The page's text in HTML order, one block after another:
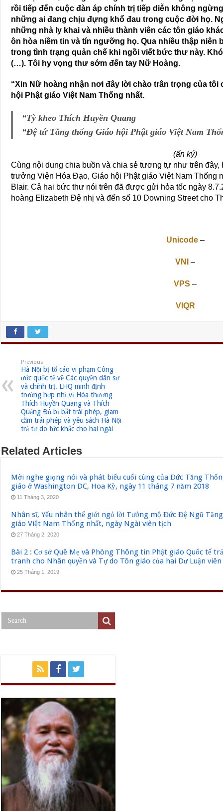
rồi tiếp đến cuộc đàn áp chính trị tiếp diễn không
những ai đang chịu đựng khổ đau trong cuộc đời họ.
những nhà ly khai và nhiều thành viên các tôn giáo
ôn hòa niềm tin và tín ngưỡng họ. Qua nhiều thập niên
trong tình trạng quản chế khi ngồi viết bức thư này.
(…). Tôi hy vọng thư sớm đến tay Nữ Hoàng.
“Xin Nữ hoàng nhận nơi đây lời chào trân trọng của tôi
hội Phật giáo Việt Nam Thống nhất.
“Tỳ kheo Thích Huyền Quang
“Ðệ tứ Tăng thống Giáo hội Phật giáo Việt Nam
(ấn ký)
Cùng nội dung chia buồn và chia sẻ tương tự như trên
trưởng Viện Hóa Ðạo, Giáo hội Phật giáo Việt Nam Thống
Blair. Cả hai bức thư nói trên đã được gửi hỏa tốc ngày
hoàng Elizabeth Ðệ nhị và đến số 10 Downing Street cho
Unicode–
VNI –
VPS –
VIQR
Previous
Hà Nội bị tố cáo vi phạm Công
ước quốc tế về Các quyền dân sự
và chính trị. LHQ minh định
trường hợp nhị vị Hòa thượng
Thích Huyền Quang và Thích
Quảng Ðộ bị bắt trái phép, giam
cầm trái phép và yêu sách Hà Nội
trả tự do tức khắc cho hai ngài
Related Articles
Mời nghe giọng nói và phát biểu cuối cùng của Đức Tăng
giáo ở Washington DC, Hoa Kỳ, ngày 11 tháng 7 năm 2018
11 Tháng 3, 2020
Nhân sĩ, Yếu nhân thế giới ngỏ lời Tưởng mộ Đức Đệ Ngũ
giáo Việt Nam Thống nhất, ngày Ngài viên tịch
27 Tháng 2, 2020
Bài 2 : Cơ sở Quê Mẹ và Phòng Thông tin Phật giáo Quốc tế
tranh cho Nhân quyền và Tự do Tôn giáo của hai Dư Luận viên
25 Tháng 1, 2019